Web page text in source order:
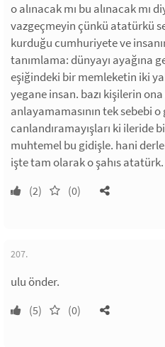
o alınacak mı bu alınacak mı
vazgeçmeyin çünkü atatürkü
kurduğu cumhuriyete ve
tanımlama: dünyayı ayağına
eşiğindeki bir memleketin iki
yegane insan. bazı kişilerin
anlayamamasının tek sebebi
canlandıramayışları ki ileride
muhtemel bu gidişle. hani
işte tam olarak o şahıs atatürk.
(2) (0)
207.
ulu önder.
(5) (0)